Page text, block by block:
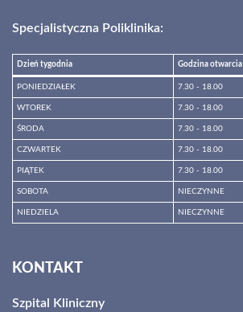
Specjalistyczna Poliklinika:
Dzień tygodnia Godzina otwarcia
PONIEDZIAŁEK 7.30 - 18.00
WTOREK 7.30 - 18.00
ŚRODA 7.30 - 18.00
CZWARTEK 7.30 - 18.00
PIĄTEK 7.30 - 18.00
SOBOTA NIECZYNNE
NIEDZIELA
NIECZYNNE
KONTAKT
Szpital Kliniczny